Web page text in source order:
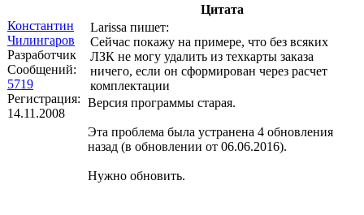
Константин
Чилингаров
Разработчик
Сообщений:
5719
Регистрация:
14.11.2008
Цитата
Larissa пишет:
Сейчас покажу на примере, что без всяких
ЛЗК не могу удалить из техкарты заказа
ничего, если он сформирован через расчет
комплектации
Версия программы старая.
Эта проблема была устранена 4 обновления
назад (в обновлении от 06.06.2016).
Нужно обновить.